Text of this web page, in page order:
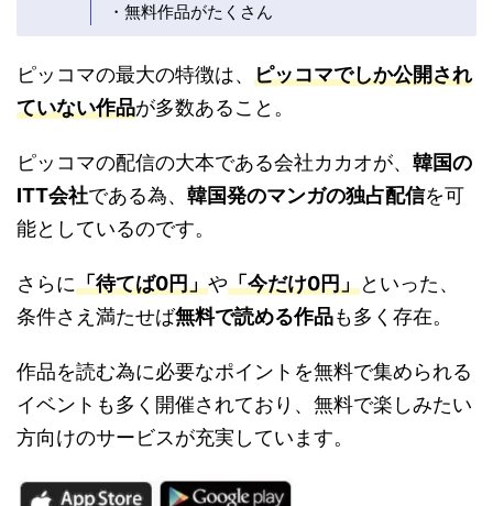
・無料作品がたくさん
ピッコマの最大の特徴は、 ピッコマでしか公開され
ていない作品が多数あること。
ピッコマの配信の大本である会社カカオが、 韓国の
ITT会社である為、 韓国発のマンガの独占配信を可
能としているのです。
さらに「待てば0円」や「今だけ0円」といった、
条件さえ満たせば無料で読める作品も多く存在。
作品を読む為に必要なポイントを無料で集められる
イベントも多く開催されており、無料で楽しみたい
方向けのサービスが充実しています。